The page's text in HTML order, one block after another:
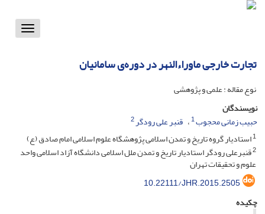
Toggle
تجارت خارجی ماوراءالنهر در دوره‌ی سامانیان
نوع مقاله : علمی و پژوهشی
نویسندگان
حبیب زمانی محجوب1 قنبر علی رودگر2
1استادیار گروه تاریخ و تمدن اسلامی پژوهشگاه علوم اسلامی امام صادق (ع)
2قنبرعلی رودگر استادیار تاریخ و تمدن ملل اسلامی دانشگاه آزاد اسلامی واحد
علوم و تحقیقات تهران
10.22111/JHR.2015.2505
چکیده